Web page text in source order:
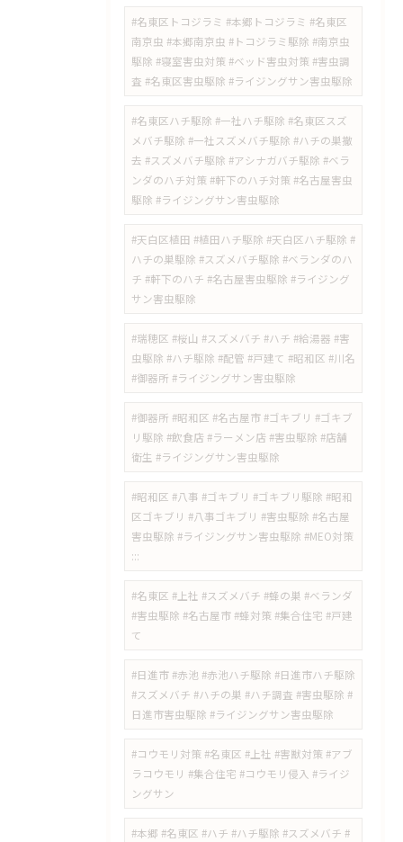
#名東区トコジラミ #本郷トコジラミ #名東区
南京虫 #本郷南京虫 #トコジラミ駆除 #南京虫
駆除 #寝室害虫対策 #ベッド害虫対策 #害虫調
査 #名東区害虫駆除 #ライジングサン害虫駆除
#名東区ハチ駆除 #一社ハチ駆除 #名東区スズ
メバチ駆除 #一社スズメバチ駆除 #ハチの巣撤
去 #スズメバチ駆除 #アシナガバチ駆除 #ベラ
ンダのハチ対策 #軒下のハチ対策 #名古屋害虫
駆除 #ライジングサン害虫駆除
#天白区植田 #植田ハチ駆除 #天白区ハチ駆除 #
ハチの巣駆除 #スズメバチ駆除 #ベランダのハ
チ #軒下のハチ #名古屋害虫駆除 #ライジング
サン害虫駆除
#瑞穂区 #桜山 #スズメバチ #ハチ #給湯器 #害
虫駆除 #ハチ駆除 #配管 #戸建て #昭和区 #川名
#御器所 #ライジングサン害虫駆除
#御器所 #昭和区 #名古屋市 #ゴキブリ #ゴキブ
リ駆除 #飲食店 #ラーメン店 #害虫駆除 #店舗
衛生 #ライジングサン害虫駆除
#昭和区 #八事 #ゴキブリ #ゴキブリ駆除 #昭和
区ゴキブリ #八事ゴキブリ #害虫駆除 #名古屋
害虫駆除 #ライジングサン害虫駆除 #MEO対策
:::
#名東区 #上社 #スズメバチ #蜂の巣 #ベランダ
#害虫駆除 #名古屋市 #蜂対策 #集合住宅 #戸建
て
#日進市 #赤池 #赤池ハチ駆除 #日進市ハチ駆除
#スズメバチ #ハチの巣 #ハチ調査 #害虫駆除 #
日進市害虫駆除 #ライジングサン害虫駆除
#コウモリ対策 #名東区 #上社 #害獣対策 #アブ
ラコウモリ #集合住宅 #コウモリ侵入 #ライジ
ングサン
#本郷 #名東区 #ハチ #ハチ駆除 #スズメバチ #